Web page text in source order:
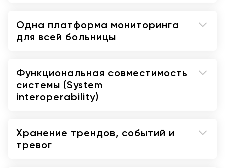
мониторах
Функция создания отчетов
Gateway/Infnity CentralStation
Одна платформа мониторинга
для всей больницы
Функциональная совместимость
системы (System
interoperability)
Хранение трендов, событий и
тревог